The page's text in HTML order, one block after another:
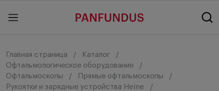
Главная страница
Каталог
Офтальмологическое оборудование
Офтальмоскопы
Прямые офтальмоскопы
Рукоятки и зарядные устройства Heine